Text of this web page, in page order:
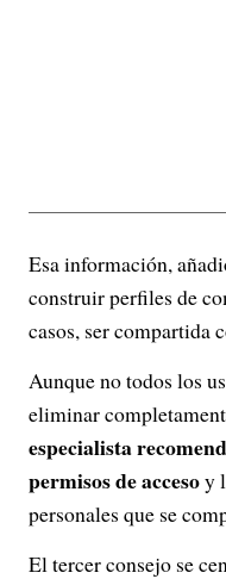
Esa información,
construir perfiles de
casos, ser compartida
Aunque no todos los
eliminar
especialista
permisos de accesoy
personales que se
El tercer consejo se